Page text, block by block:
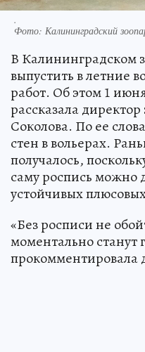
.
Фото: Калининградский
В Калининградском
выпустить в летние
работ. Об этом 1
рассказала
Соколова. По ее
стен в вольерах.
получалось,
саму роспись можно
устойчивых
«Без росписи не
моментально станут
прокомментировала